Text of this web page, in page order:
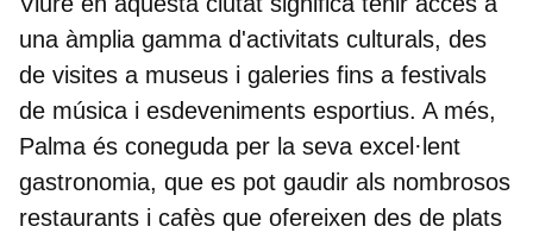
una àmplia gamma d'activitats culturals, des
de visites a museus i galeries fins a festivals
de música i esdeveniments esportius. A més,
Palma és coneguda per la seva excel·lent
gastronomia, que es pot gaudir als nombrosos
restaurants i cafès que ofereixen des de plats